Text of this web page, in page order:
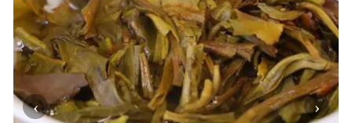
‹ ›